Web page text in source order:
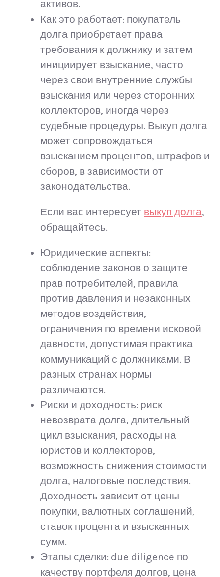
активов.
Как это работает: покупатель
долга приобретает права
требования к должнику и затем
инициирует взыскание, часто
через свои внутренние службы
взыскания или через сторонних
коллекторов, иногда через
судебные процедуры. Выкуп долга
может сопровождаться
взысканием процентов, штрафов и
сборов, в зависимости от
законодательства.
Если вас интересует выкуп долга,
обращайтесь.
Юридические аспекты:
соблюдение законов о защите
прав потребителей, правила
против давления и незаконных
методов воздействия,
ограничения по времени исковой
давности, допустимая практика
коммуникаций с должниками. В
разных странах нормы
различаются.
Риски и доходность: риск
невозврата долга, длительный
цикл взыскания, расходы на
юристов и коллекторов,
возможность снижения стоимости
долга, налоговые последствия.
Доходность зависит от цены
покупки, валютных соглашений,
ставок процента и взысканных
сумм.
Этапы сделки: due diligence по
качеству портфеля долгов, цена